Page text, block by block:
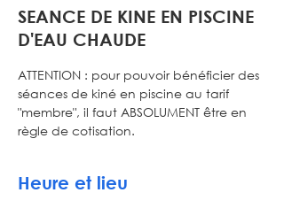
SEANCE DE KINE EN PISCINE
D'EAU CHAUDE
ATTENTION : pour pouvoir bénéficier des
séances de kiné en piscine au tarif
"membre", il faut ABSOLUMENT être en
règle de cotisation.
Heure et lieu